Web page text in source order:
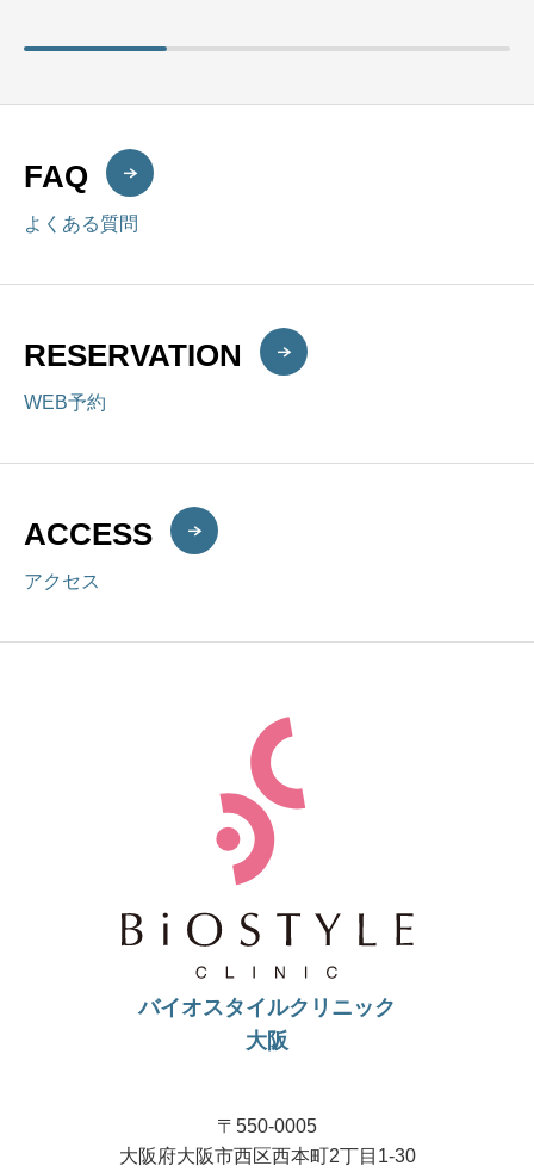
FAQ
よくある質問
RESERVATION
WEB予約
ACCESS
アクセス
バイオスタイルクリニック
大阪
〒550-0005
大阪府大阪市西区西本町2丁目1-30